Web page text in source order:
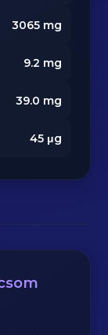
3065mg
9.2 mg
39.0 mg
45μg